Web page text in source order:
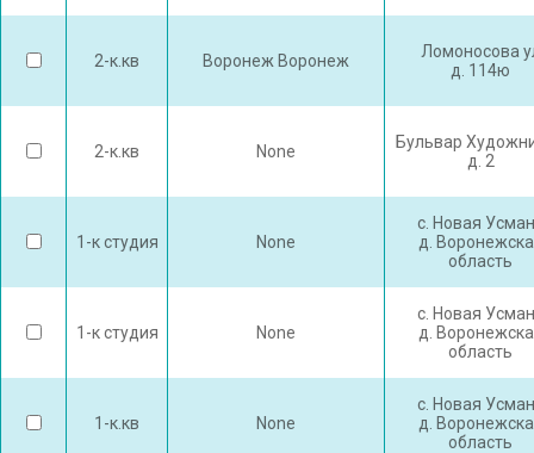
2-к.кв Воронеж Воронеж
Ломоносова
д. 114ю
2-к.кв None
Бульвар
д. 2
1-к студия None
с. Новая
д.
область
1-к студия None
с. Новая
д.
область
1-к.кв None
с. Новая
д.
область